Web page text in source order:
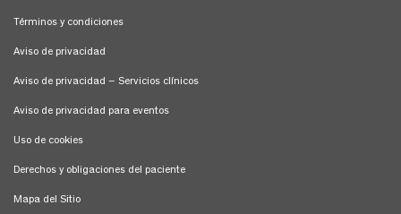
Términos y condiciones
Aviso de privacidad
Aviso de privacidad – Servicios clínicos
Aviso de privacidad para eventos
Uso de cookies
Derechos y obligaciones del paciente
Mapa del Sitio